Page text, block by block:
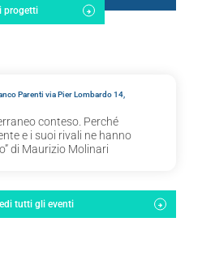
progetti
Parenti via Pier Lombardo 14,
conteso. Perché
e i suoi rivali ne hanno
di Maurizio Molinari
tutti gli eventi